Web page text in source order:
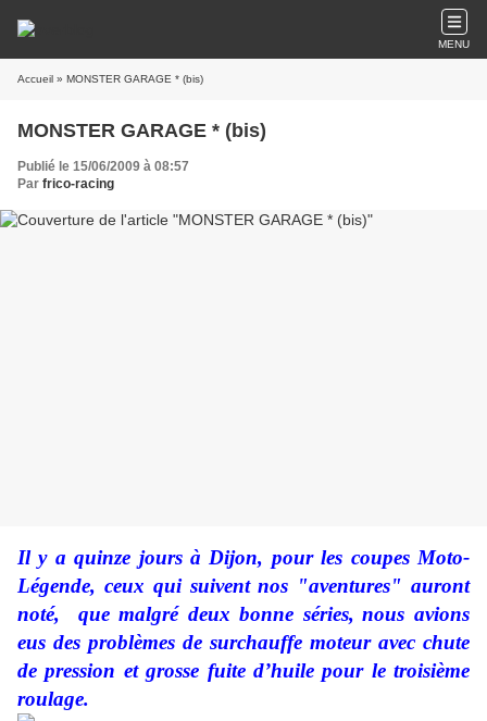
MENU
Accueil » MONSTER GARAGE * (bis)
MONSTER GARAGE * (bis)
Publié le 15/06/2009 à 08:57
Par frico-racing
Il y a quinze jours à Dijon, pour les coupes Moto-
Légende, ceux qui suivent nos "aventures" auront
noté, que malgré deux bonne séries, nous avions
eus des problèmes de surchauffe moteur avec chute
de pression et grosse fuite d’huile pour le troisième
roulage.